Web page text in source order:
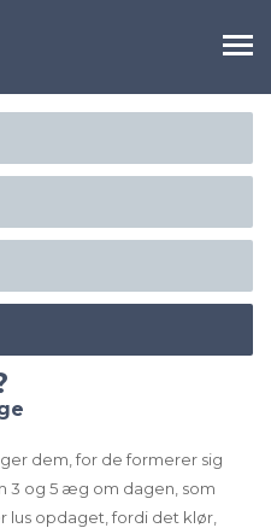
dem, for de formerer sig
3 og 5 æg om dagen, som
opdaget, fordi det klør,